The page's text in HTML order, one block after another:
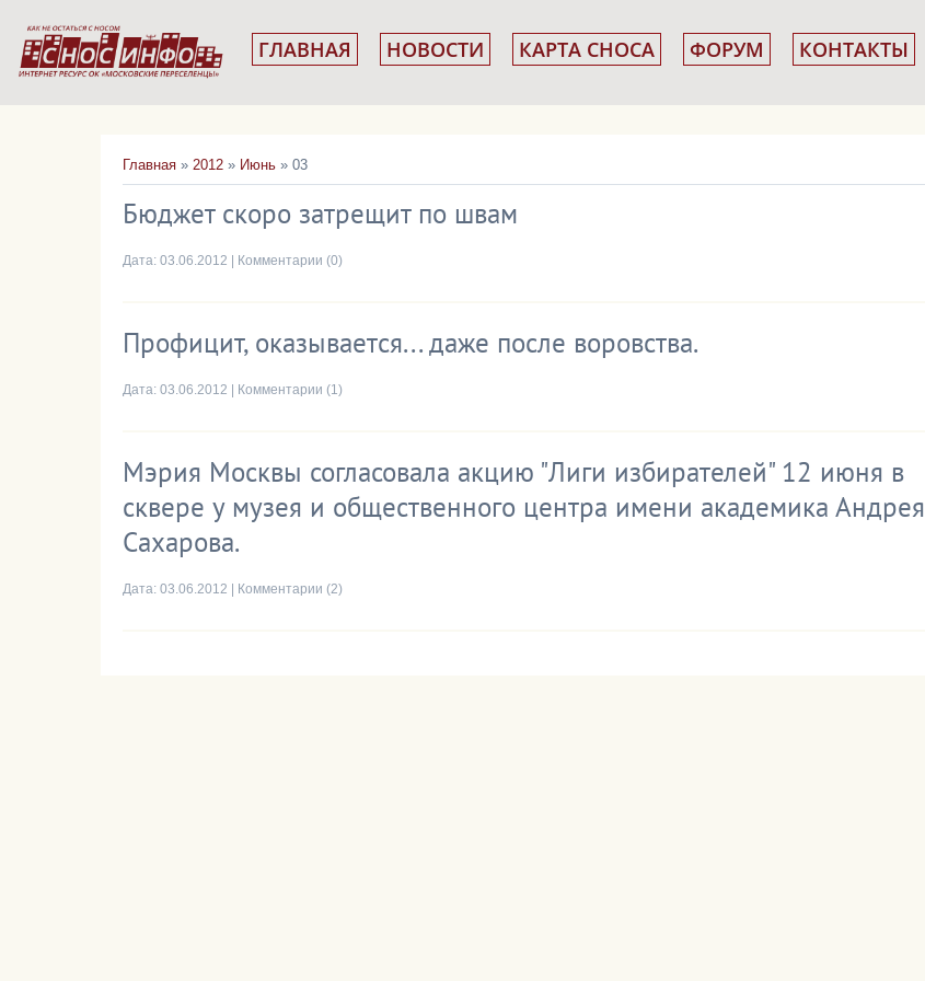
ГЛАВНАЯ НОВОСТИ КАРТА СНОСА ФОРУМ КОНТАКТЫ
Главная » 2012 » Июнь » 03
Бюджет скоро затрещит по швам
Дата: 03.06.2012 Комментарии (0)
Профицит, оказывается... даже после воровства.
Дата: 03.06.2012 Комментарии (1)
Мэрия Москвы согласовала акцию "Лиги избирателей" 12 июня в
сквере у музея и общественного центра имени академика Андрея
Сахарова.
Дата: 03.06.2012 Комментарии (2)